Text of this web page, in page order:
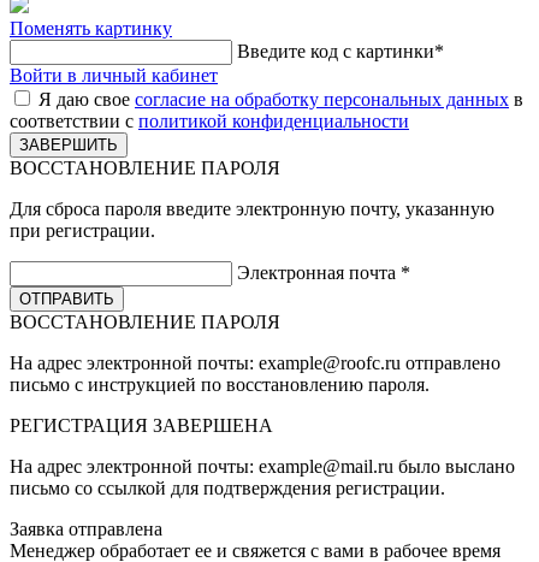
Поменять картинку
Введите код с картинки*
Войти в личный кабинет
Я даю свое согласие на обработку персональных данных в
соответствии с политикой конфиденциальности
ВОССТАНОВЛЕНИЕ ПАРОЛЯ
Для сброса пароля введите электронную почту, указанную
при регистрации.
Электронная почта *
ВОССТАНОВЛЕНИЕ ПАРОЛЯ
На адрес электронной почты: example@roofc.ru отправлено
письмо с инструкцией по восстановлению пароля.
РЕГИСТРАЦИЯ ЗАВЕРШЕНА
На адрес электронной почты: example@mail.ru было выслано
письмо со ссылкой для подтверждения регистрации.
Заявка отправлена
Менеджер обработает ее и свяжется с вами в рабочее время